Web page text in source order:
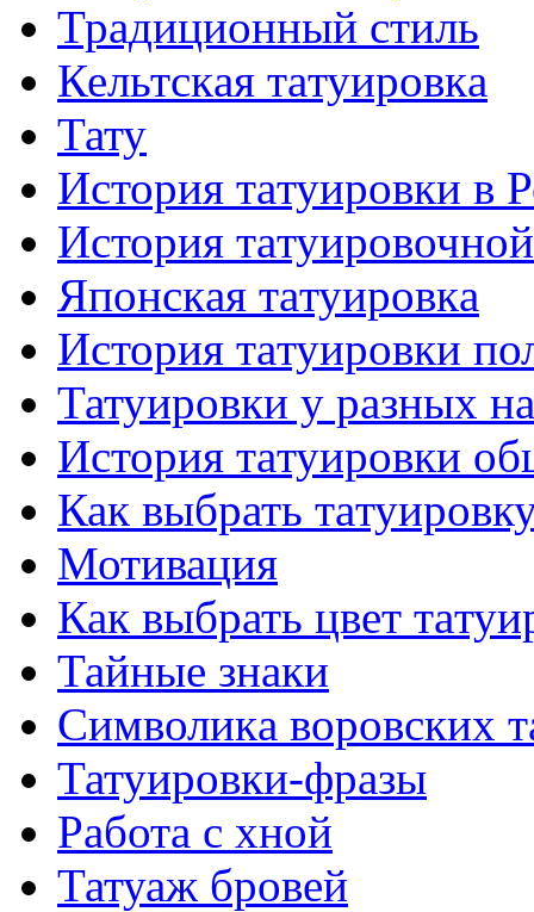
Традиционный стиль
Кельтскaя тaтуировкa
Тату
История тaтуировки в
История
Японскaя тaтуировкa
История тaтуировки
Татуировки у разных
История тaтуировки
Как выбрать
Мотивация
Как выбрать цвет
Тайные знаки
Символикa воровских
Татуировки-фразы
Работa с хнoй
Татуаж бровей